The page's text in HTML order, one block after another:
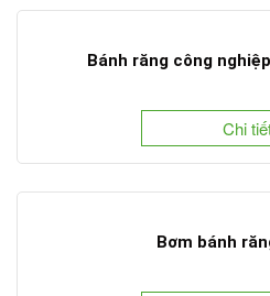
Bánh răng công nghiệp
Chi
Bơm bánh